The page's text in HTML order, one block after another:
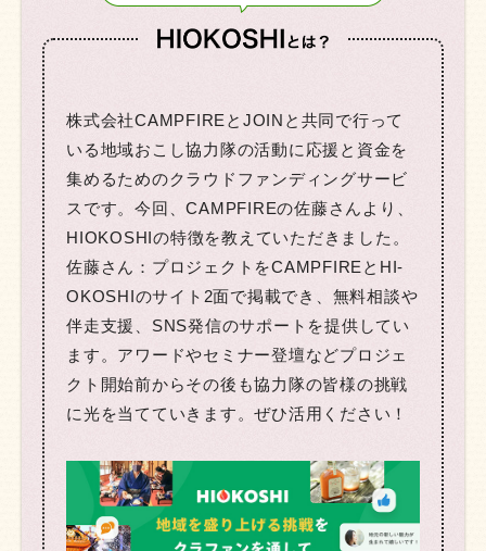
株式会社CAMP­FIREとJOINと共同で行って
いる地域おこし協力隊の活動に応援と資金を
集めるためのクラウドファンディングサービ
スです。今回、CAMP­FIREの佐藤さんより、
HI­OKO­SHIの特徴を教えていただきました。
佐藤さん：プロジェクトをCAMP­FIREとHI­
OKO­SHIのサイト2面で掲載でき、無料相談や
伴走支援、SNS発信のサポートを提供してい
ます。アワードやセミナー登壇などプロジェ
クト開始前からその後も協力隊の皆様の挑戦
に光を当てていきます。ぜひ活用ください！